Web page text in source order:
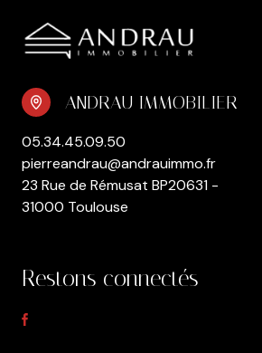
ANDRAU IMMOBILIER
05.34.45.09.50
pierreandrau@andrauimmo.fr
23 Rue de Rémusat BP20631 -
31000 Toulouse
Restons connectés